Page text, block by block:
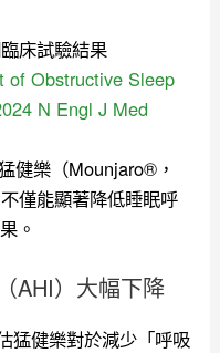
床試驗結果
of Obstructive Sleep
N Engl J Med
健樂（Mounjaro®，
僅能顯著降低睡眠呼
。
AHI）大幅下降
猛健樂對於減少「呼吸